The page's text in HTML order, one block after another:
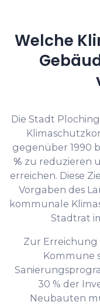
Welche
Die Stadt
gegenüber 1990
% zu reduzieren
erreichen. Diese
Vorgaben des
kommunale
Stadtrat
Zur Erreichung
Kommune
30 % der
Neubauten